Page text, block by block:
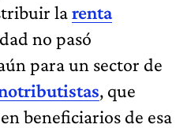
larenta
no pasó
para un sector de
, que
beneficiarios de esa